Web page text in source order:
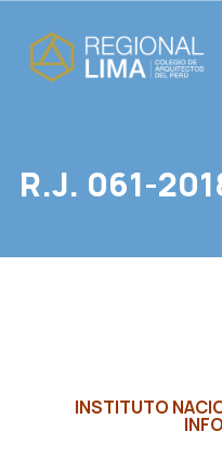
R.J. 061-
INSTITUTO